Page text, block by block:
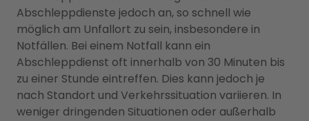
Abschleppdienste jedoch an, so schnell wie
möglich am Unfallort zu sein, insbesondere in
Notfällen. Bei einem Notfall kann ein
Abschleppdienst oft innerhalb von 30 Minuten bis
zu einer Stunde eintreffen. Dies kann jedoch je
nach Standort und Verkehrssituation variieren. In
weniger dringenden Situationen oder außerhalb